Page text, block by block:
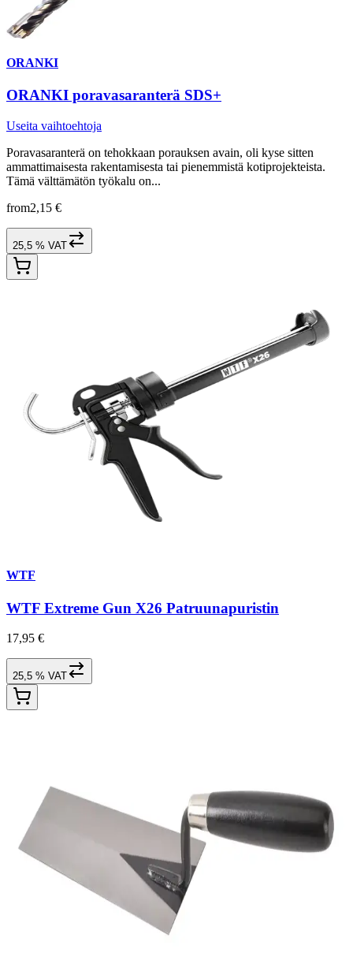
ORANKI
ORANKI poravasaranterä SDS+
Useita vaihtoehtoja
Poravasaranterä on tehokkaan porauksen avain, oli kyse sitten
ammattimaisesta rakentamisesta tai pienemmistä kotiprojekteista.
Tämä välttämätön työkalu on...
from2,15 €
25,5 % VAT
WTF
WTF Extreme Gun X26 Patruunapuristin
17,95 €
25,5 % VAT